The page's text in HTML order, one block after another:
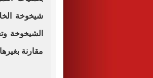
شيخوخة
الشيخوخة
مقارنة